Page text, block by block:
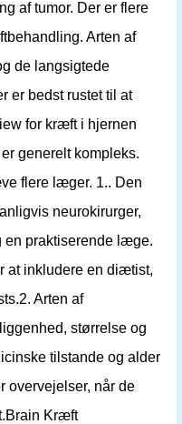
af tumor. Der er flere
Arten af
de langsigtede
er bedst rustet til at
for kræft i hjernen
generelt kompleks.
flere læger. 1.. Den
neurokirurger,
en praktiserende læge.
at inkludere en diætist,
Arten af
størrelse og
tilstande og alder
overvejelser, når de
Kræft